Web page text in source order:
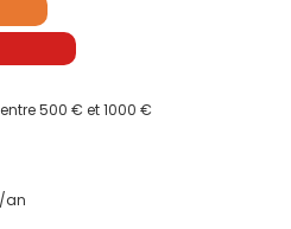
500 € et 1000 €
an